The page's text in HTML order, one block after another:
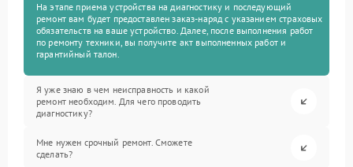
На этапе приема устройства на диагностику и последующий
ремонт вам будет предоставлен заказ-наряд с указанием страховых
обязательств на ваше устройство. Далее, после выполнения работ
по ремонту техники, вы получите акт выполненных работ и
гарантийный талон.
Я уже знаю в чем неисправность и какой
ремонт необходим. Для чего проводить
диагностику?
Мне нужен срочный ремонт. Сможете
сделать?